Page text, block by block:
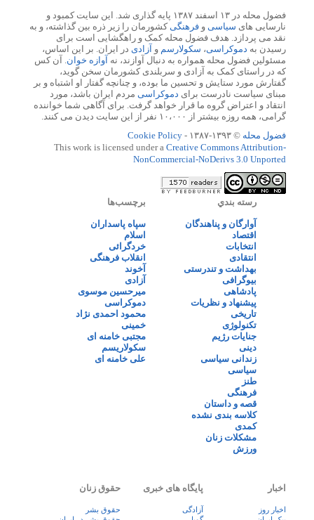
فضول محله در ۱۳ اسفند ۱۳۸۷ پایه گذاری شد. این سایت کمبود و
نارسایی های سیاسی و فرهنگیکشورمان را زیر ذره بین گذاشته، و به
نقد می پردازد. هدف فضول محله کمک و راهگشایی است برای
رسیدن به دموکراسی، سکولارسم و آزادی در ایران. بر این اساس،
مسئولین فضول محله همواره به دنبال آوازند، نه آوازه خوان. آن کس
که در راستای کمک به آزادی و سربلندی کشورمان سخن گوید،
گفتارش مورد ستایش و تحسین ما بوده، و چنانچه گفتار او اشتباه و بر
مبنای سیاست نادرست برای دموکراسی مردم ایران باشد، مورد
انتقاد و اعتراض گروه ما قرار خواهد گرفت. برای آگاهی شما خواننده
گرامی، همه روزه بیشتر از ۱۰،۰۰۰ نفر از این سایت دیدن می کنند.
فضول محله © ۱۳۹۳-۱۳۸۷ -
Cookie Policy
This work is licensed under a Creative Commons Attribution-
NonCommercial-NoDerivs 3.0 Unported
رسته بندي
آوارگان و پناهندگان
اقتصاد
انتخابات
انتقادی
بهداشت و تندرستی
بیوگرافی
پادشاهی
پیشنهاد و نظریات
تاریخی
تکنولوژی
جنایات رژیم
دینی
زندانی سیاسی
سیاسی
طنز
فرهنگی
قصه و داستان
کلاسه بندی نشده
کمدی
مشکلات زنان
ورزش
برچسب‌ها
سپاه پاسداران
اسلام
خردگرائی
انقلاب فرهنگی
آخوند
آزادی
میرحسین موسوی
دموکراسی
محمود احمدی نژاد
خمینی
مجتبی خامنه ای
سکولاریسم
علی خامنه ای
اخبار
اخبار روز
پایگاه های خبری
آزادگی
حقوق زنان
حقوق بشر